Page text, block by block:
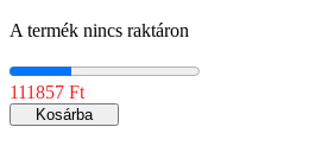
A termék nincs raktáron
111857 Ft
Kosárba